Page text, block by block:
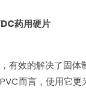
药用硬片
有效的解决了固
而言，使用它